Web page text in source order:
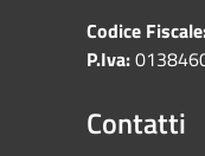
Codice
P.Iva:
Contatti